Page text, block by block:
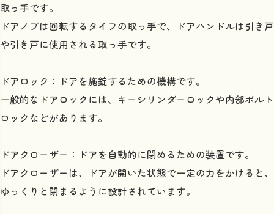
取っ手です。
ドアノブは回転するタイプの取っ手で、ドアハンドルは引き戸
や引き戸に使用される取っ手です。
ドアロック：ドアを施錠するための機構です。
一般的なドアロックには、キーシリンダーロックや内部ボルト
ロックなどがあります。
ドアクローザー：ドアを自動的に閉めるための装置です。
ドアクローザーは、ドアが開いた状態で一定の力をかけると、
ゆっくりと閉まるように設計されています。